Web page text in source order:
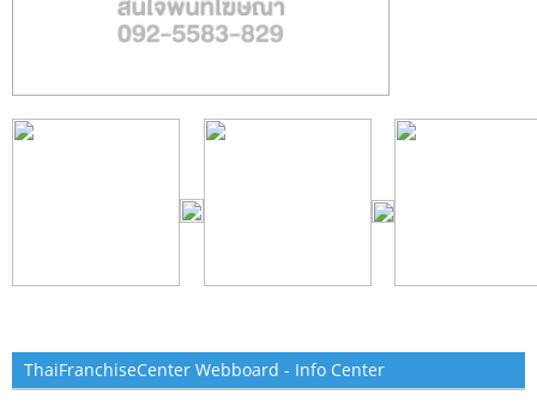
ThaiFranchiseCenter Webboard - Info Center